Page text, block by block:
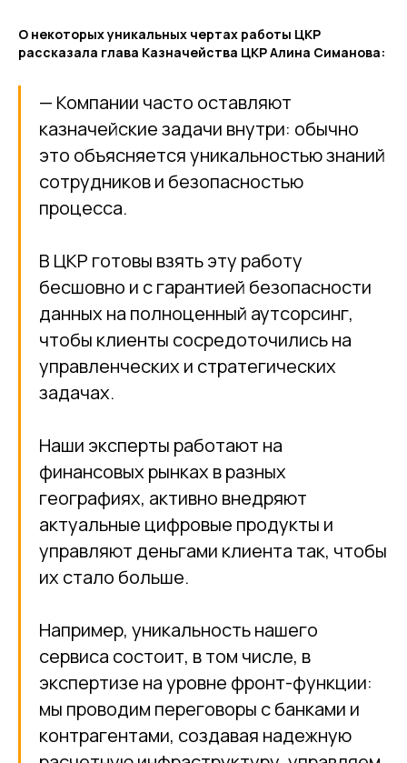
О некоторых уникальных чертах работы ЦКР
рассказала глава Казначейства ЦКР Алина Симанова:
— Компании часто оставляют
казначейские задачи внутри: обычно
это объясняется уникальностью знаний
сотрудников и безопасностью
процесса.
В ЦКР готовы взять эту работу
бесшовно и с гарантией безопасности
данных на полноценный аутсорсинг,
чтобы клиенты сосредоточились на
управленческих и стратегических
задачах.
Наши эксперты работают на
финансовых рынках в разных
географиях, активно внедряют
актуальные цифровые продукты и
управляют деньгами клиента так, чтобы
их стало больше.
Например, уникальность нашего
сервиса состоит, в том числе, в
экспертизе на уровне фронт-функции:
мы проводим переговоры с банками и
контрагентами, создавая надежную